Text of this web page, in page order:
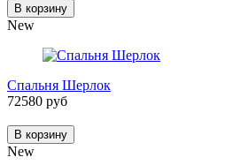
В корзину
New
Спальня Шерлок
72580 руб
В корзину
New